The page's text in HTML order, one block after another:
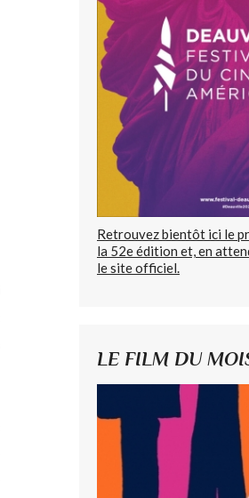
Retrouvez bientôt ici le
la 52e édition et, en
le site officiel.
LE FILM DU